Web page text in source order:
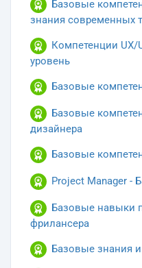
Базовые
знания современных
Компетенции UX/
уровень
Базовые
Базовые
дизайнера
Базовые
Project Manager -
Базовые навыки
фрилансера
Базовые знания